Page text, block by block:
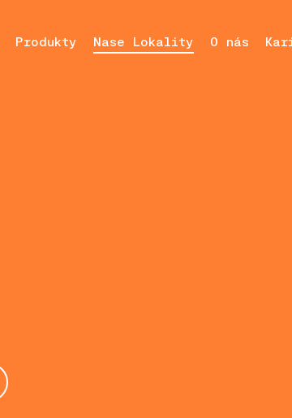
Produkty Nase Lokality O nás